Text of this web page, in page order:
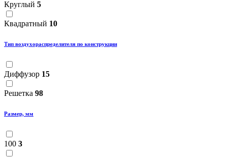
Круглый 5
Квадратный 10
Тип воздухораспределителя по конструкции
Диффузор 15
Решетка 98
Размер, мм
100 3